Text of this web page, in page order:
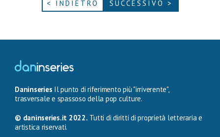
< INDIETRO SUCCESSIVO >
Daninseries Il punto di riferimento più "irriverente",
trasversale e spassoso della pop culture.
© daninseries.it 2022. Tutti di diritti di proprietà letteraria e
artistica riservati.